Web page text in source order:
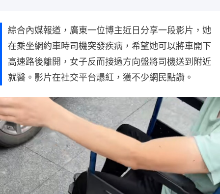
綜合內媒報道，廣東一位博主近日分享一段影片，她
在乘坐網約車時司機突發疾病，希望她可以將車開下
高速路後離開，女子反而接過方向盤將司機送到附近
就醫。影片在社交平台爆紅，獲不少網民點讚。